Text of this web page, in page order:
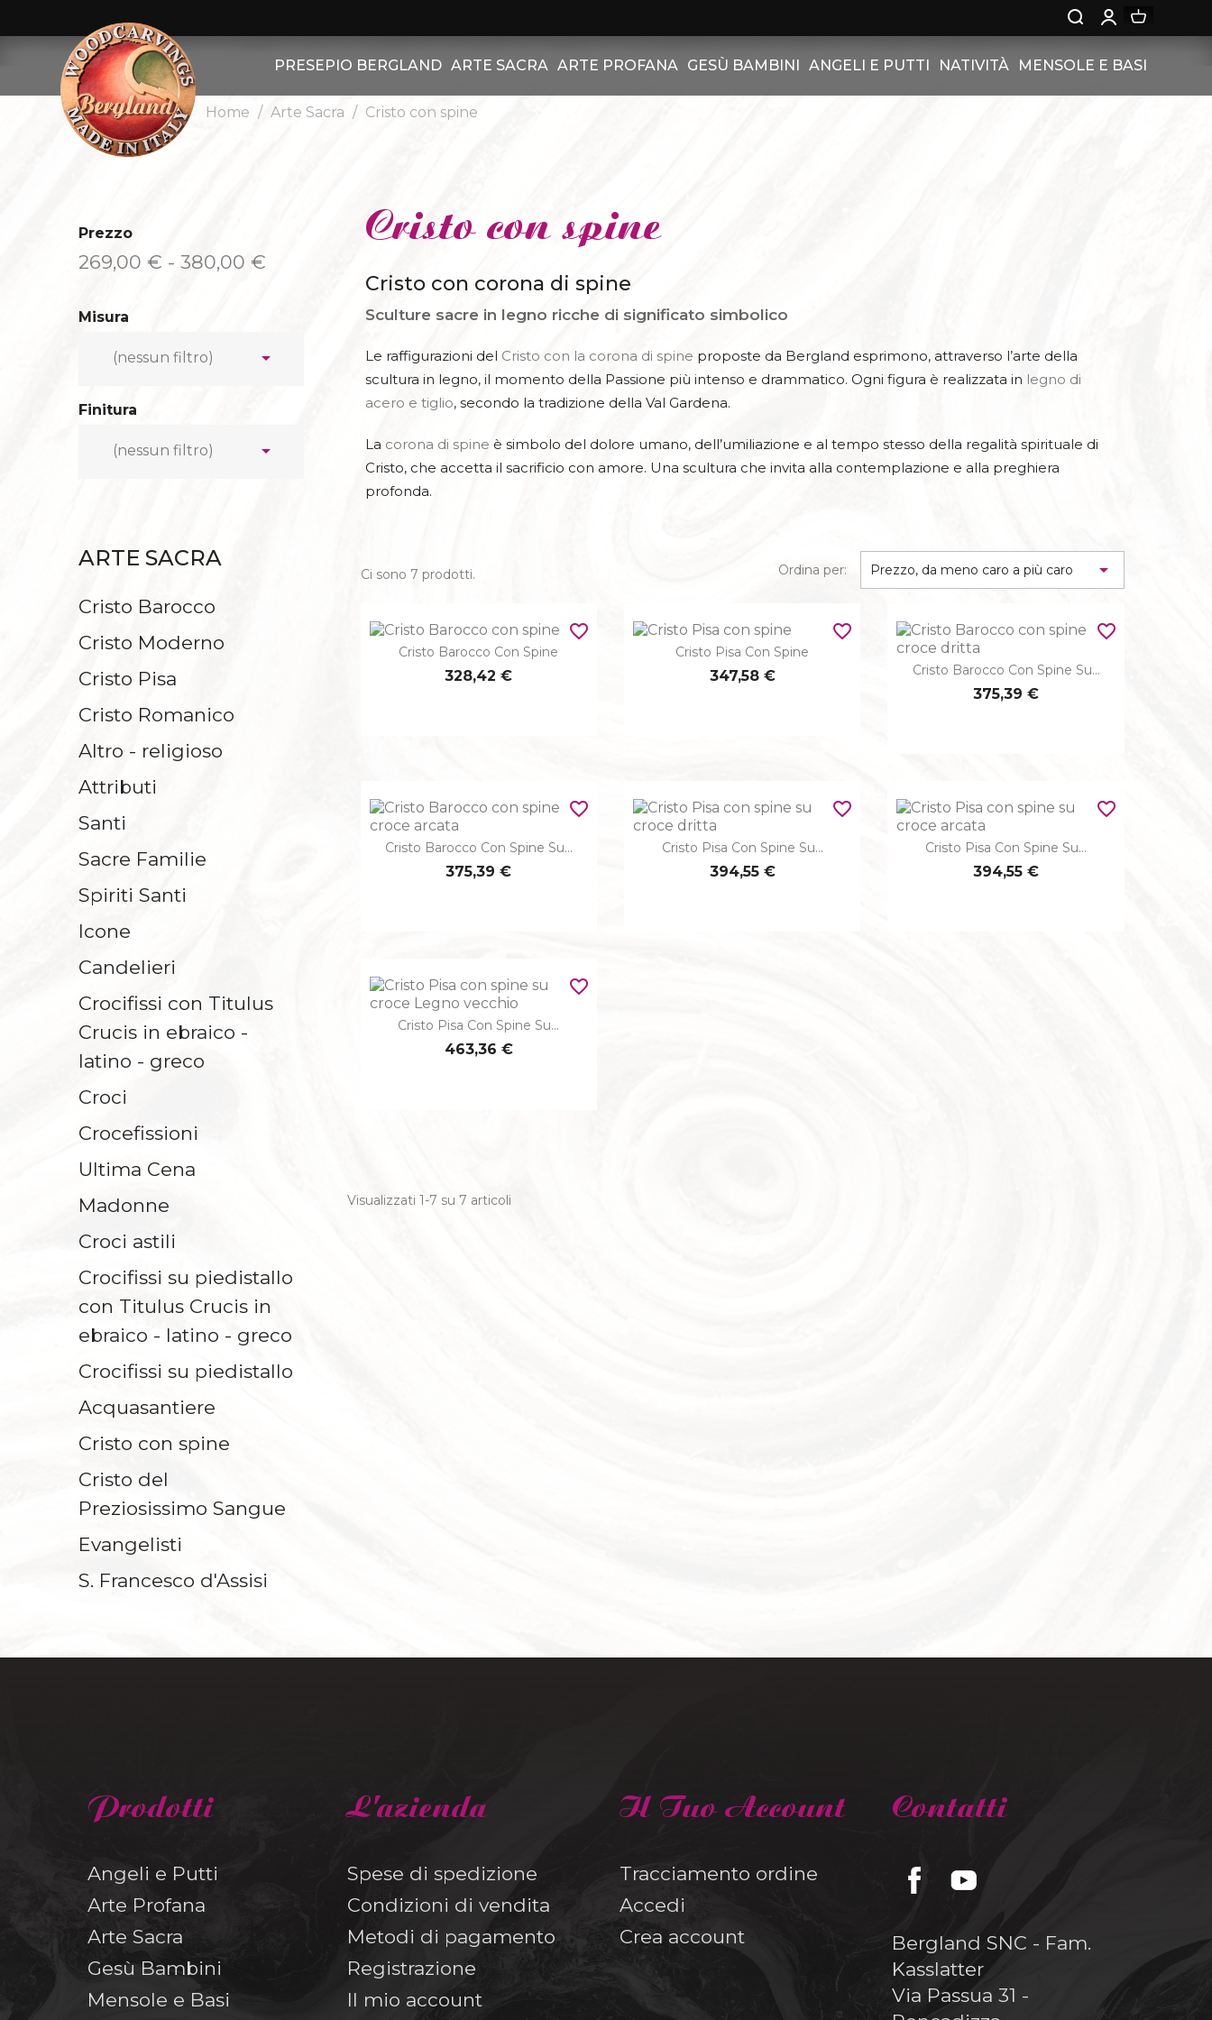
PRESEPIO BERGLAND
ALTRE FIGURE
PECORE
RE MAGI
FIGURE PRINCIPALI
ARTE SACRA
CRISTO BAROCCO
ALTRO - RELIGIOSO
SANTI
SPIRITI SANTI
CROCIFISSI SU PIEDISTALLO CON
LATINO - GRECO
CROCIFISSI SU PIEDISTALLO
ACQUASANTIERE
S. FRANCESCO D'ASSISI
ARTE PROFANA
DECORAZIONE
LAMPADE
SPECCHI
GESÙ BAMBINI ANGELI E PUTTI
TESTINE DI PUTTO
NATIVITÀ MENSOLE E BASI
Home Arte Sacra Cristo con spine
Prezzo
269,00 € - 380,00 €
Misura
(nessun filtro) 
Finitura
(nessun filtro) 
ARTE SACRA
Cristo Barocco
Cristo Moderno
Cristo Pisa
Cristo Romanico
Altro - religioso
Attributi
Santi
Sacre Familie
Spiriti Santi
Icone
Candelieri
Crocifissi con Titulus
Crucis in ebraico -
latino - greco
Croci
Crocefissioni
Ultima Cena
Madonne
Croci astili
Crocifissi su piedistallo
con Titulus Crucis in
ebraico - latino - greco
Crocifissi su piedistallo
Acquasantiere
Cristo con spine
Cristo del
Preziosissimo Sangue
Evangelisti
S. Francesco d'Assisi
Cristo con spine
Cristo con corona di spine
Sculture sacre in legno ricche di significato simbolico
Le raffigurazioni del Cristo con la corona di spine proposte da Bergland esprimono, attraverso l’arte della
scultura in legno, il momento della Passione più intenso e drammatico. Ogni figura è realizzata in legno di
acero e tiglio, secondo la tradizione della Val Gardena.
La corona di spine è simbolo del dolore umano, dell’umiliazione e al tempo stesso della regalità spirituale di
Cristo, che accetta il sacrificio con amore. Una scultura che invita alla contemplazione e alla preghiera
profonda.
Ci sono 7 prodotti. Ordina per: Prezzo, da meno caro a più caro 
Anteprima
Cristo Barocco Con Spine
328,42 €
favorite_border
 Anteprima
Cristo Pisa Con Spine
347,58 €
favorite_border
Anteprima
Cristo Barocco Con Spine Su...
375,39 €
favorite_border
Anteprima
Cristo Barocco Con Spine Su...
375,39 €
favorite_border
Anteprima
Cristo Pisa Con Spine Su...
394,55 €
favorite_border
Anteprima
Cristo Pisa Con Spine Su...
394,55 €
favorite_border
Anteprima
Cristo Pisa Con Spine Su...
463,36 €
favorite_border
Visualizzati 1-7 su 7 articoli
Prodotti
Angeli e Putti
Arte Profana
Arte Sacra
Gesù Bambini
Mensole e Basi
L'azienda
Spese di spedizione
Condizioni di vendita
Metodi di pagamento
Registrazione
Il mio account
Il Tuo Account
Tracciamento ordine
Accedi
Crea account
Contatti
Bergland SNC - Fam.
Kasslatter
Via Passua 31 -